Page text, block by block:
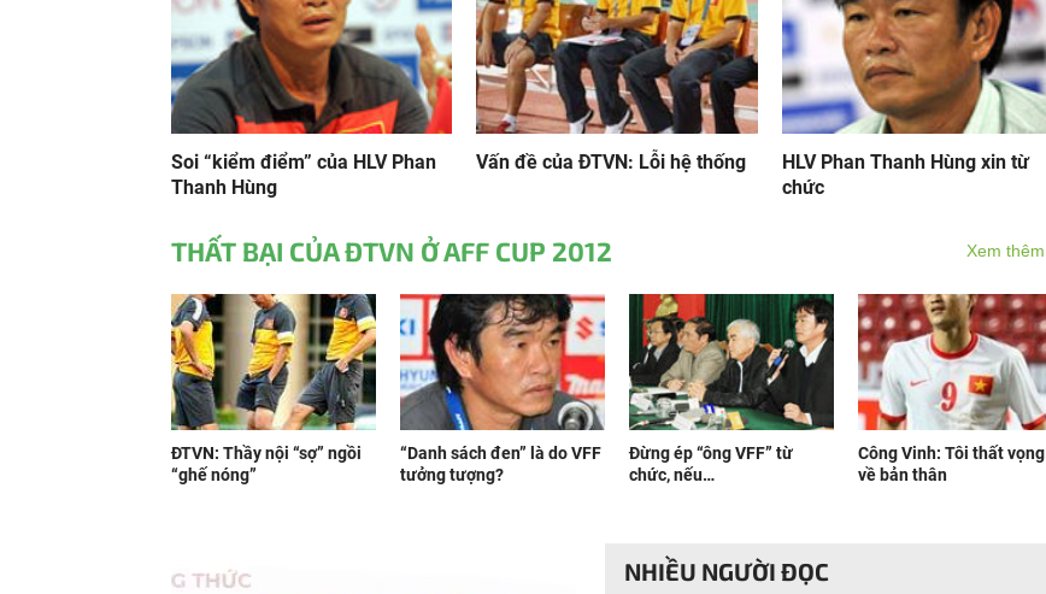
Soi “kiểm điểm” của HLV Phan
Thanh Hùng
Vấn đề của ĐTVN: Lỗi hệ thống
HLV Phan Thanh Hùng xin từ
chức
THẤT BẠI CỦA ĐTVN Ở AFF CUP 2012 Xem thêm
ĐTVN: Thầy nội “sợ” ngồi
“ghế nóng”
“Danh sách đen” là do VFF
tưởng tượng?
Đừng ép “ông VFF” từ
chức, nếu…
Công Vinh: Tôi thất vọng
về bản thân
NHIỀU NGƯỜI ĐỌC